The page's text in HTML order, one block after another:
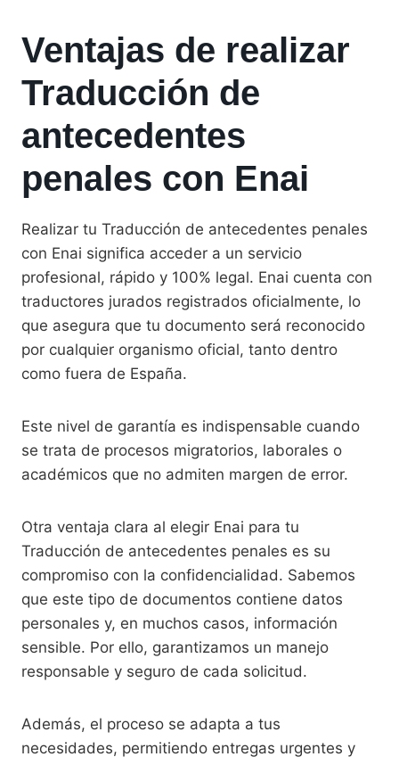
Ventajas de realizar
Traducción de
antecedentes
penales con Enai
Realizar tu Traducción de antecedentes penales
con Enai significa acceder a un servicio
profesional, rápido y 100% legal. Enai cuenta con
traductores jurados registrados oficialmente, lo
que asegura que tu documento será reconocido
por cualquier organismo oficial, tanto dentro
como fuera de España.
Este nivel de garantía es indispensable cuando
se trata de procesos migratorios, laborales o
académicos que no admiten margen de error.
Otra ventaja clara al elegir Enai para tu
Traducción de antecedentes penales es su
compromiso con la confidencialidad. Sabemos
que este tipo de documentos contiene datos
personales y, en muchos casos, información
sensible. Por ello, garantizamos un manejo
responsable y seguro de cada solicitud.
Además, el proceso se adapta a tus
necesidades, permitiendo entregas urgentes y